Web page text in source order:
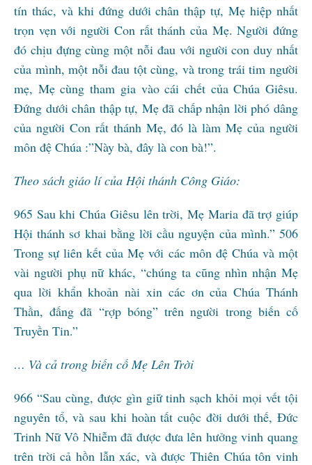
tín thác, và khi đứng dưới chân thập tự, Mẹ hiệp nhất
trọn vẹn với người Con rất thánh của Mẹ. Người đứng
đó chịu đựng cùng một nỗi đau với người con duy nhất
của mình, một nỗi đau tột cùng, và trong trái tim người
mẹ, Mẹ cùng tham gia vào cái chết của Chúa Giêsu.
Đứng dưới chân thập tự, Mẹ đã chấp nhận lời phó dâng
của người Con rất thánh Mẹ, đó là làm Mẹ của người
môn đệ Chúa :”Này bà, đây là con bà!”.
Theo sách giáo lí của Hội thánh Công Giáo:
965 Sau khi Chúa Giêsu lên trời, Mẹ Maria đã trợ giúp
Hội thánh sơ khai bằng lời cầu nguyện của mình.” 506
Trong sự liên kết của Mẹ với các môn đệ Chúa và một
vài người phụ nữ khác, “chúng ta cũng nhìn nhận Mẹ
qua lời khẩn khoản nài xin các ơn của Chúa Thánh
Thần, đấng đã “rợp bóng” trên người trong biến cố
Truyền Tin.”
… Và cả trong biến cố Mẹ Lên Trời
966 “Sau cùng, được gìn giữ tinh sạch khỏi mọi vết tội
nguyên tổ, và sau khi hoàn tất cuộc đời dưới thế, Đức
Trinh Nữ Vô Nhiễm đã được đưa lên hưởng vinh quang
trên trời cả hồn lẫn xác, và được Thiên Chúa tôn vinh